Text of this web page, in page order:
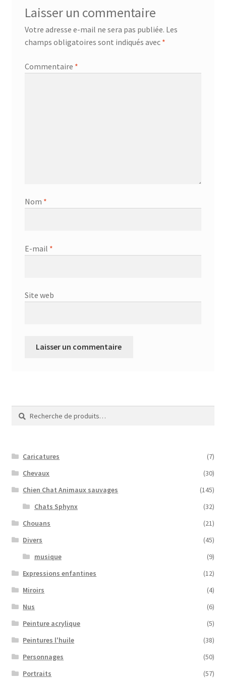
Laisser un commentaire
Votre adresse e-mail ne sera pas publiée. Les
champs obligatoires sont indiqués avec *
Commentaire *
Nom *
E-mail *
Site web
Recherche
pour :
Recherche
Caricatures
(7)
Chevaux
(30)
Chien Chat Animaux sauvages
(145)
Chats Sphynx
(32)
Chouans
(21)
Divers
(45)
musique
(9)
Expressions enfantines
(12)
Miroirs
(4)
Nus
(6)
Peinture acrylique
(5)
Peintures l'huile
(38)
Personnages
(50)
Portraits
(57)